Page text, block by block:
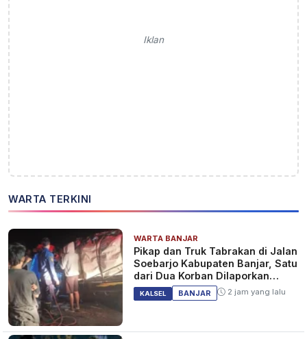
Iklan
WARTA TERKINI
WARTA BANJAR
Pikap dan Truk Tabrakan di Jalan
Soebarjo Kabupaten Banjar, Satu
dari Dua Korban Dilaporkan
Tewas
KALSEL BANJAR 2 jam yang lalu